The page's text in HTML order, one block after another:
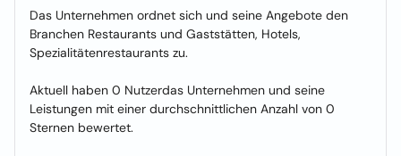
Das Unternehmen ordnet sich und seine Angebote den
Branchen Restaurants und Gaststätten, Hotels,
Spezialitätenrestaurants zu.
Aktuell haben 0 Nutzerdas Unternehmen und seine
Leistungen mit einer durchschnittlichen Anzahl von 0
Sternen bewertet.